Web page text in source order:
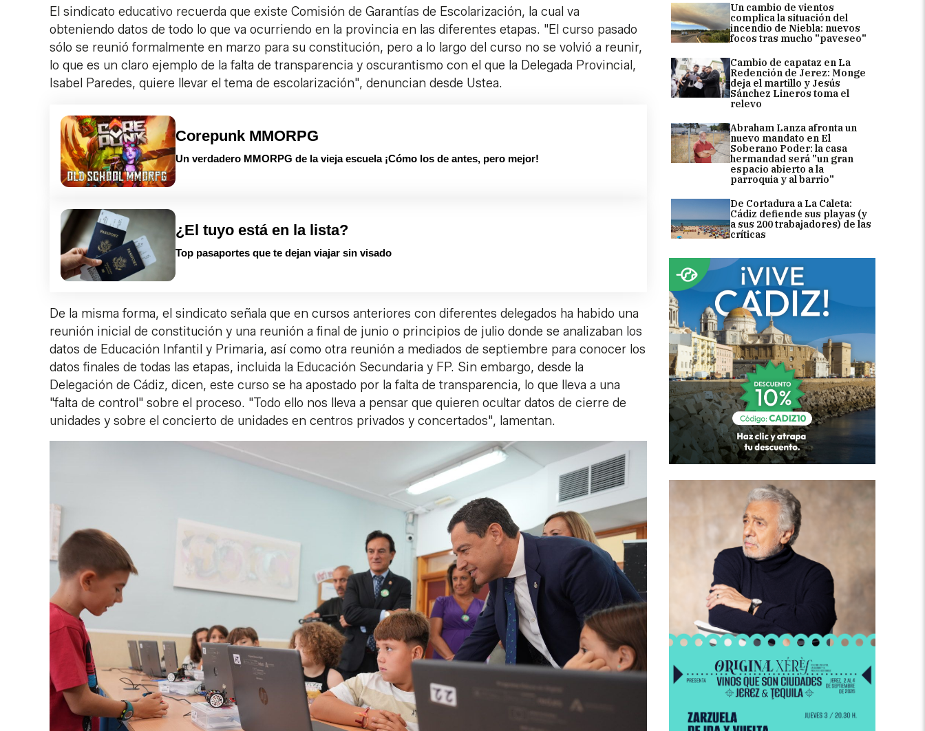
Un cambio de vientos
complica la situación del
incendio de Niebla: nuevos
focos tras mucho "paveseo"
Cambio de capataz en La
Redención de Jerez: Monge
deja el martillo y Jesús
Sánchez Lineros toma el
relevo
Abraham Lanza afronta un
nuevo mandato en El
Soberano Poder: la casa
hermandad será "un gran
espacio abierto a la
parroquia y al barrio"
De Cortadura a La Caleta:
Cádiz defiende sus playas (y
a sus 200 trabajadores) de las
críticas
El sindicato educativo recuerda que existe Comisión de Garantías de Escolarización, la cual va
obteniendo datos de todo lo que va ocurriendo en la provincia en las diferentes etapas. "El curso pasado
sólo se reunió formalmente en marzo para su constitución, pero a lo largo del curso no se volvió a reunir,
lo que es un claro ejemplo de la falta de transparencia y oscurantismo con el que la Delegada Provincial,
Isabel Paredes, quiere llevar el tema de escolarización", denuncian desde Ustea.
Corepunk MMORPG
Un verdadero MMORPG de la vieja escuela ¡Cómo los de antes, pero mejor!
¿El tuyo está en la lista?
Top pasaportes que te dejan viajar sin visado
De la misma forma, el sindicato señala que en cursos anteriores con diferentes delegados ha habido una
reunión inicial de constitución y una reunión a final de junio o principios de julio donde se analizaban los
datos de Educación Infantil y Primaria, así como otra reunión a mediados de septiembre para conocer los
datos finales de todas las etapas, incluida la Educación Secundaria y FP. Sin embargo, desde la
Delegación de Cádiz, dicen, este curso se ha apostado por la falta de transparencia, lo que lleva a una
"falta de control" sobre el proceso. "Todo ello nos lleva a pensar que quieren ocultar datos de cierre de
unidades y sobre el concierto de unidades en centros privados y concertados", lamentan.